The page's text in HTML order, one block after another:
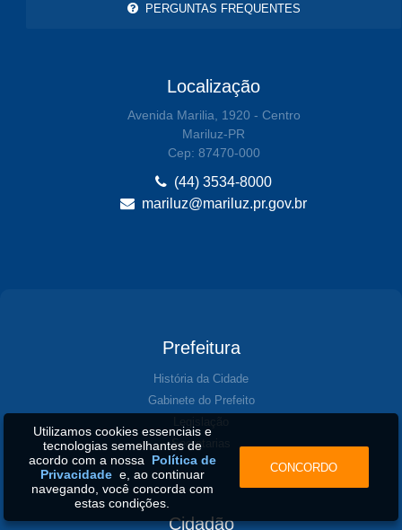
PERGUNTAS FREQUENTES
Localização
Avenida Marilia, 1920 - Centro
Mariluz-PR
Cep: 87470-000
(44) 3534-8000
mariluz@mariluz.pr.gov.br
Prefeitura
História da Cidade
Gabinete do Prefeito
Secretarias
Cidadão
Utilizamos cookies essenciais e
tecnologias semelhantes de
acordo com a nossa Política de
Privacidadee, ao continuar
navegando, você concorda com
estas condições.
CONCORDO